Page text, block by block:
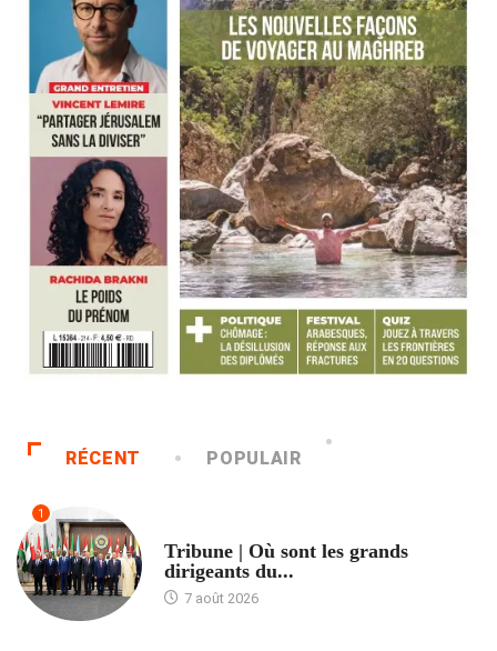
RÉCENT POPULAIR
1
Tribune | Où sont les grands
dirigeants du...
7 août 2026